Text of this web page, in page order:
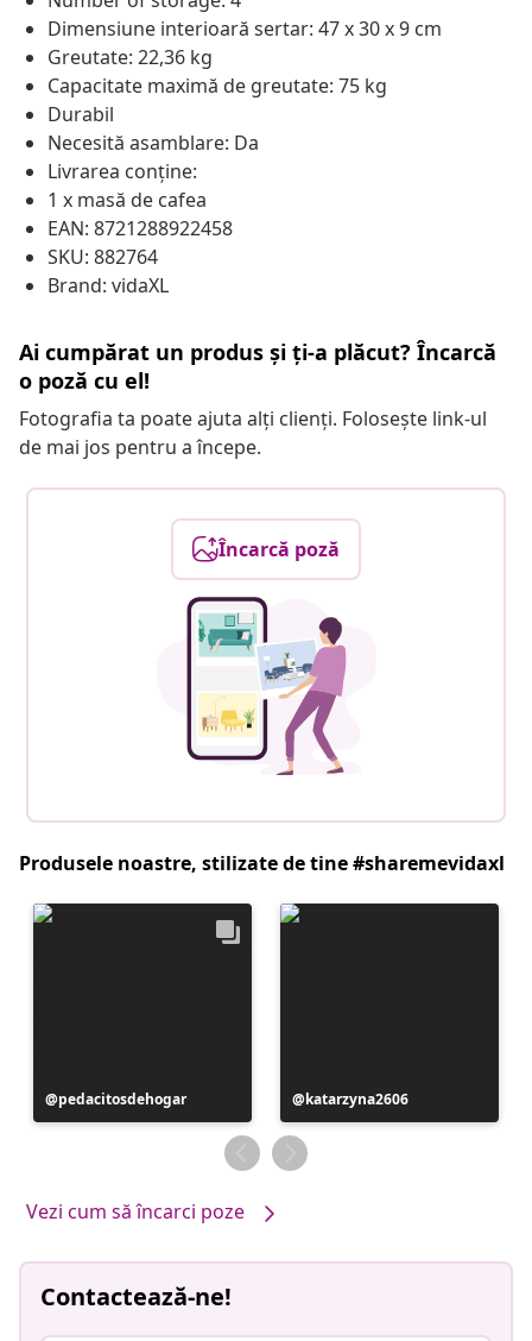
Dimensiune interioară sertar: 47 x 30 x 9 cm
Greutate: 22,36 kg
Capacitate maximă de greutate: 75 kg
Durabil
Necesită asamblare: Da
Livrarea conține:
1 x masă de cafea
EAN: 8721288922458
SKU: 882764
Brand: vidaXL
Ai cumpărat un produs și ți-a plăcut? Încarcă
o poză cu el!
Fotografia ta poate ajuta alți clienți. Folosește link-ul
de mai jos pentru a începe.
Încarcă poză
Produsele noastre, stilizate de tine #sharemevidaxl
Postare
publicată
pedacitosdehogar
Postare
publicată
de
katarzyna2606
Vezi cum să încarci poze
Contactează-ne!